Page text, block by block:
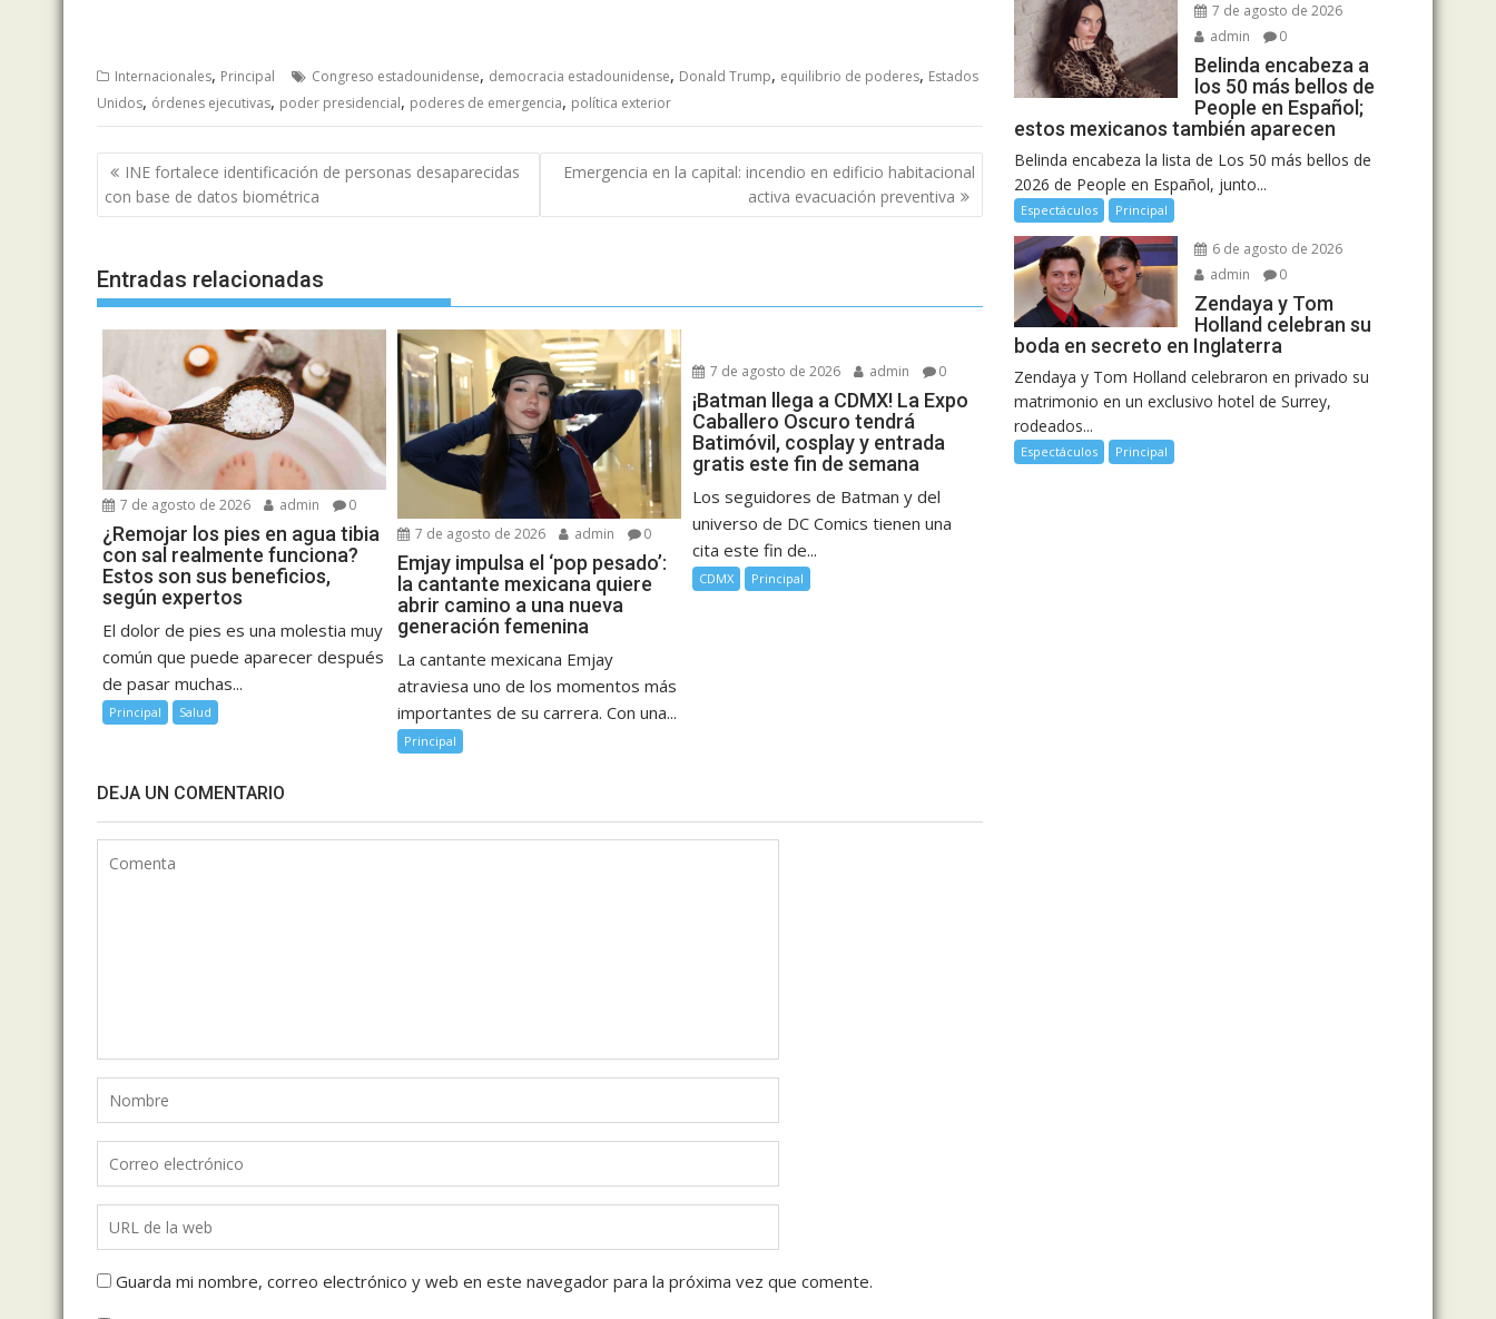
Internacionales, Principal Congreso estadounidense, democracia estadounidense, Donald Trump, equilibrio de poderes, Estados
Unidos, órdenes ejecutivas, poder presidencial, poderes de emergencia, política exterior
Navegación
de
entradas
INE fortalece identificación de personas desaparecidas
con base de datos biométrica
Emergencia en la capital: incendio en edificio habitacional
activa evacuación preventiva
Entradas relacionadas
7 de agosto de 2026 admin 0
¿Remojar los pies en agua tibia
con sal realmente funciona?
Estos son sus beneficios,
según expertos
El dolor de pies es una molestia muy
común que puede aparecer después
de pasar muchas...
Principal Salud
7 de agosto de 2026 admin 0
Emjay impulsa el ‘pop pesado’:
la cantante mexicana quiere
abrir camino a una nueva
generación femenina
La cantante mexicana Emjay
atraviesa uno de los momentos más
importantes de su carrera. Con una...
Principal
7 de agosto de 2026 admin 0
¡Batman llega a CDMX! La Expo
Caballero Oscuro tendrá
Batimóvil, cosplay y entrada
gratis este fin de semana
Los seguidores de Batman y del
universo de DC Comics tienen una
cita este fin de...
CDMX Principal
DEJA UN COMENTARIO
Guarda mi nombre, correo electrónico y web en este navegador para la próxima vez que comente.
7 de agosto de 2026
admin
0
Belinda encabeza a
los 50 más bellos de
People en Español;
estos mexicanos también aparecen
Belinda encabeza la lista de Los 50 más bellos de
2026 de People en Español, junto...
Espectáculos Principal
6 de agosto de 2026
admin
0
Zendaya y Tom
Holland celebran su
boda en secreto en Inglaterra
Zendaya y Tom Holland celebraron en privado su
matrimonio en un exclusivo hotel de Surrey,
rodeados...
Espectáculos Principal